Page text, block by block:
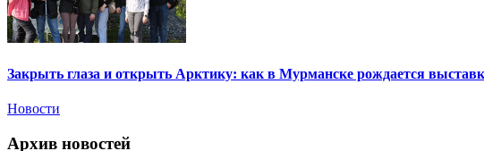
Закрыть глаза и открыть Арктику: как в Мурманске рождается
Новости
Архив новостей